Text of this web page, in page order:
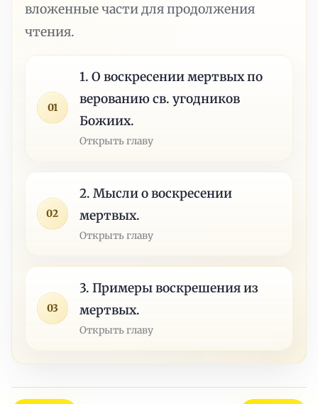
вложенные части для продолжения
чтения.
01
1. О воскресении мертвых по
верованию св. угодников
Божиих.
Открыть главу
02
2. Мысли о воскресении
мертвых.
Открыть главу
03
3. Примеры воскрешения из
мертвых.
Открыть главу